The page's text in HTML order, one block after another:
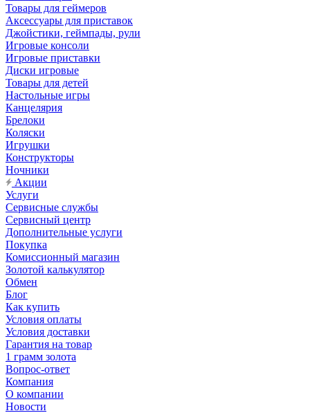
Товары для геймеров
Аксессуары для приставок
Джойстики, геймпады, рули
Игровые консоли
Игровые приставки
Диски игровые
Товары для детей
Настольные игры
Канцелярия
Брелоки
Коляски
Игрушки
Конструкторы
Ночники
Акции
Услуги
Сервисные службы
Сервисный центр
Дополнительные услуги
Покупка
Комиссионный магазин
Золотой калькулятор
Обмен
Блог
Как купить
Условия оплаты
Условия доставки
Гарантия на товар
1 грамм золота
Вопрос-ответ
Компания
О компании
Новости